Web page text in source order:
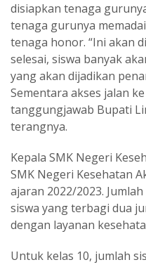
disiapkan tenaga
tenaga gurunya
tenaga honor. “Ini akan
selesai, siswa banyak
yang akan dijadikan
Sementara akses jalan
tanggungjawab Bupati
terangnya.
Kepala SMK Negeri
SMK Negeri Kesehatan
ajaran 2022/2023.
siswa yang terbagi dua
dengan layanan
Untuk kelas 10, jumlah